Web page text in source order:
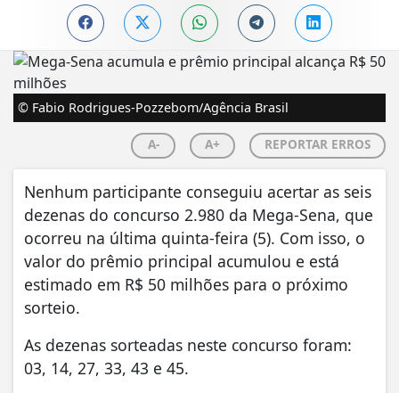
© Fabio Rodrigues-Pozzebom/Agência Brasil
A- A+ REPORTAR ERROS
Nenhum participante conseguiu acertar as seis
dezenas do concurso 2.980 da Mega-Sena, que
ocorreu na última quinta-feira (5). Com isso, o
valor do prêmio principal acumulou e está
estimado em R$ 50 milhões para o próximo
sorteio.
As dezenas sorteadas neste concurso foram:
03, 14, 27, 33, 43 e 45.